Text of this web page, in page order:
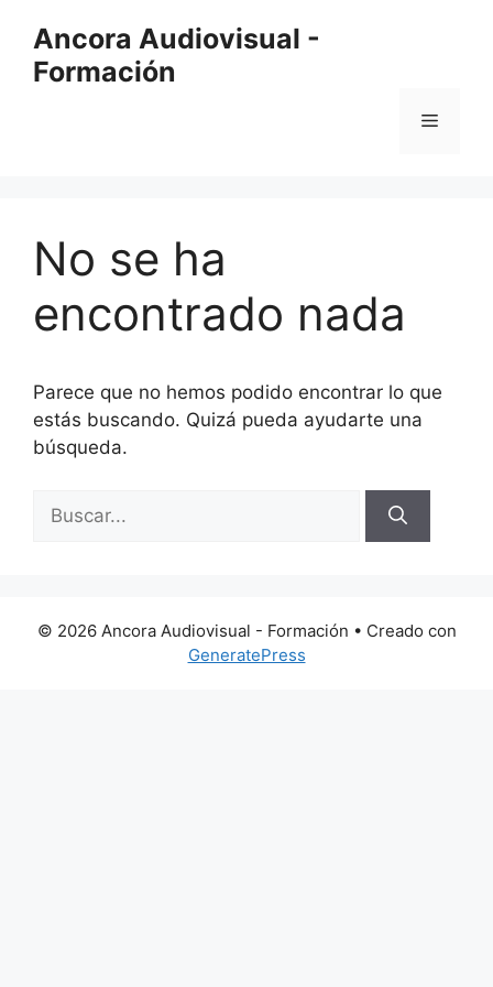
contenido
Ancora Audiovisual -
Formación
Menú
No se ha
encontrado nada
Parece que no hemos podido encontrar lo que
estás buscando. Quizá pueda ayudarte una
búsqueda.
© 2026 Ancora Audiovisual - Formación • Creado con
GeneratePress